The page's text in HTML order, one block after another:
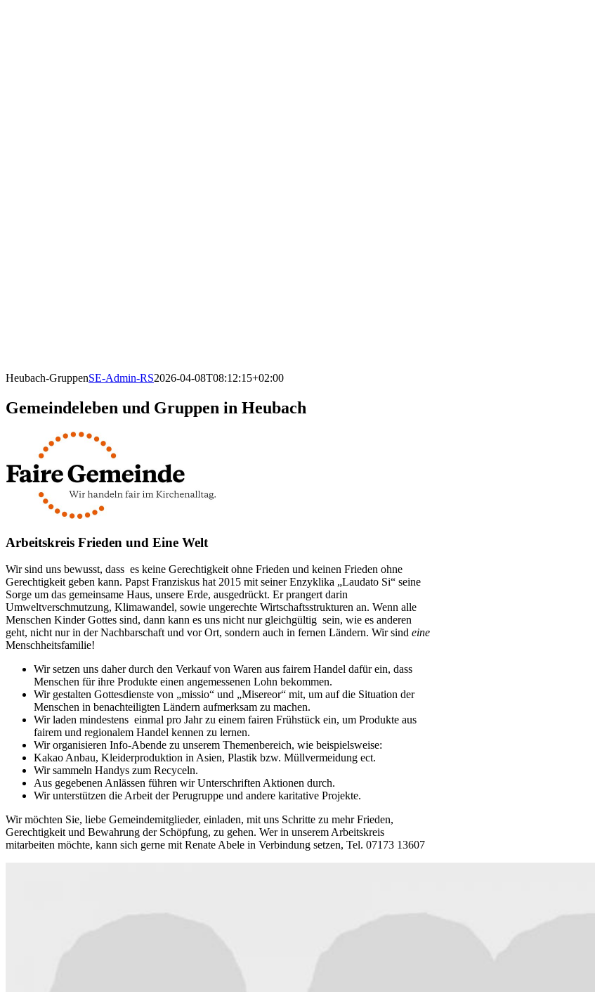
Heubach-GruppenSE-Admin-RS2026-04-08T08:12:15+02:00
Gemeindeleben und Gruppen in Heubach
Arbeitskreis Frieden und Eine Welt
Wir sind uns bewusst, dass es keine Gerechtigkeit ohne Frieden und keinen Frieden ohne
Gerechtigkeit geben kann. Papst Franziskus hat 2015 mit seiner Enzyklika „Laudato Si“ seine
Sorge um das gemeinsame Haus, unsere Erde, ausgedrückt. Er prangert darin
Umweltverschmutzung, Klimawandel, sowie ungerechte Wirtschaftsstrukturen an. Wenn alle
Menschen Kinder Gottes sind, dann kann es uns nicht nur gleichgültig sein, wie es anderen
geht, nicht nur in der Nachbarschaft und vor Ort, sondern auch in fernen Ländern. Wir sind eine
Menschheitsfamilie!
Wir setzen uns daher durch den Verkauf von Waren aus fairem Handel dafür ein, dass
Menschen für ihre Produkte einen angemessenen Lohn bekommen.
Wir gestalten Gottesdienste von „missio“ und „Misereor“ mit, um auf die Situation der
Menschen in benachteiligten Ländern aufmerksam zu machen.
Wir laden mindestens einmal pro Jahr zu einem fairen Frühstück ein, um Produkte aus
fairem und regionalem Handel kennen zu lernen.
Wir organisieren Info-Abende zu unserem Themenbereich, wie beispielsweise:
Kakao Anbau, Kleiderproduktion in Asien, Plastik bzw. Müllvermeidung ect.
Wir sammeln Handys zum Recyceln.
Aus gegebenen Anlässen führen wir Unterschriften Aktionen durch.
Wir unterstützen die Arbeit der Perugruppe und andere karitative Projekte.
Wir möchten Sie, liebe Gemeindemitglieder, einladen, mit uns Schritte zu mehr Frieden,
Gerechtigkeit und Bewahrung der Schöpfung, zu gehen. Wer in unserem Arbeitskreis
mitarbeiten möchte, kann sich gerne mit Renate Abele in Verbindung setzen, Tel. 07173 13607